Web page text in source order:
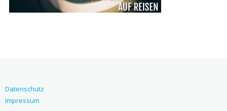
Datenschutz
Impressum